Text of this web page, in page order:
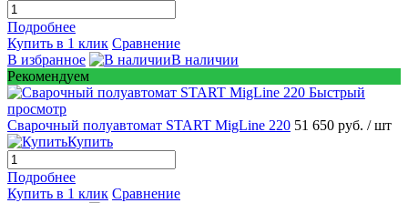
Подробнее
Купить в 1 клик Сравнение
В избранное
В наличии
Рекомендуем
Быстрый
просмотр
Сварочный полуавтомат START MigLine 220 51 650 руб. / шт
Купить
Подробнее
Купить в 1 клик Сравнение